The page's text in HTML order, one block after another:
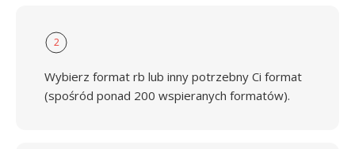
2
Wybierz format rb lub inny potrzebny Ci format
(spośród ponad 200 wspieranych formatów).